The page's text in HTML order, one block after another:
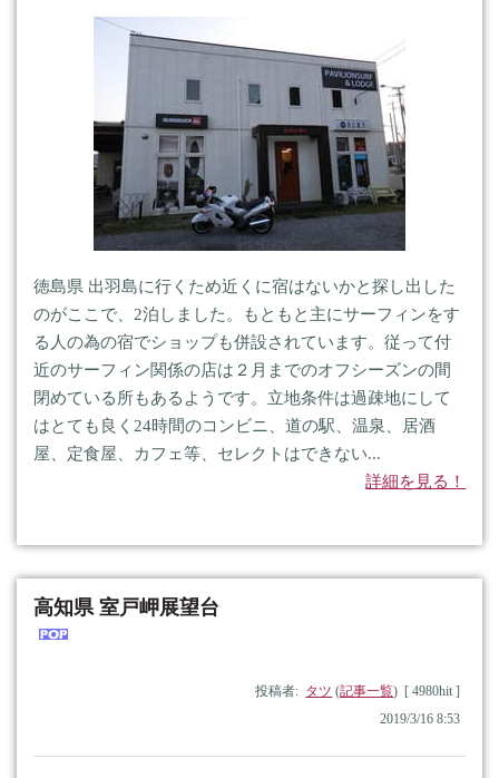
徳島県 出羽島に行くため近くに宿はないかと探し出した
のがここで、2泊しました。もともと主にサーフィンをす
る人の為の宿でショップも併設されています。従って付
近のサーフィン関係の店は２月までのオフシーズンの間
閉めている所もあるようです。立地条件は過疎地にして
はとても良く24時間のコンビニ、道の駅、温泉、居酒
屋、定食屋、カフェ等、セレクトはできない...
詳細を見る！
高知県 室戸岬展望台
投稿者: タツ (記事一覧) [ 4980hit ]
2019/3/16 8:53